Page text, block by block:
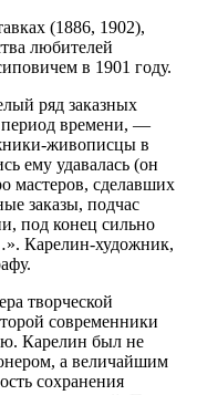
(1886, 1902),
любителей
в 1901 году.
ряд заказных
период времени, —
живописцы в
ему удавалась (он
мастеров, сделавших
заказы, подчас
под конец сильно
Карелин-художник,
творческой
современники
Карелин был не
а величайшим
сохранения